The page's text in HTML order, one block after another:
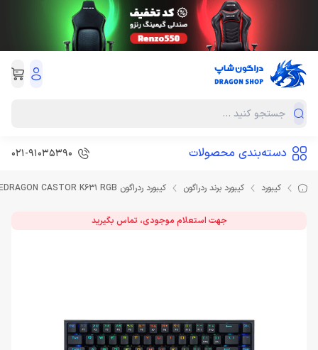
دسته‌بندی محصولات 021-91035390
کیبورد کیبورد برند ردراگون کیبورد ردراگون REDRAGON CASTOR K631 RGB
جهت استعلام موجودی، تماس بگیرید